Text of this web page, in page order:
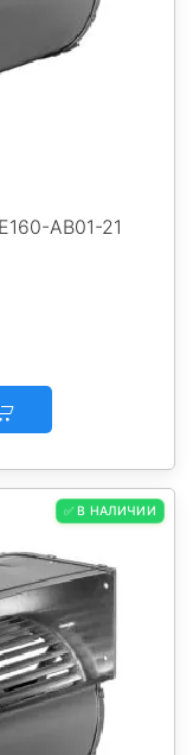
AB01-21
✅ В НАЛИЧИИ